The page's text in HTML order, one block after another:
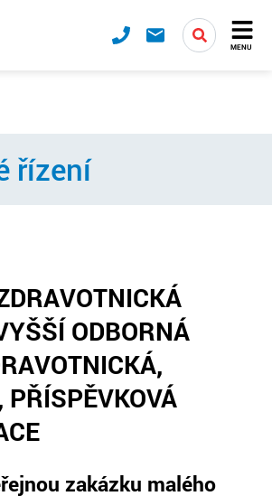
MENU
řízení
ODBORNÁ
PŘÍSPĚVKOVÁ
zakázku malého